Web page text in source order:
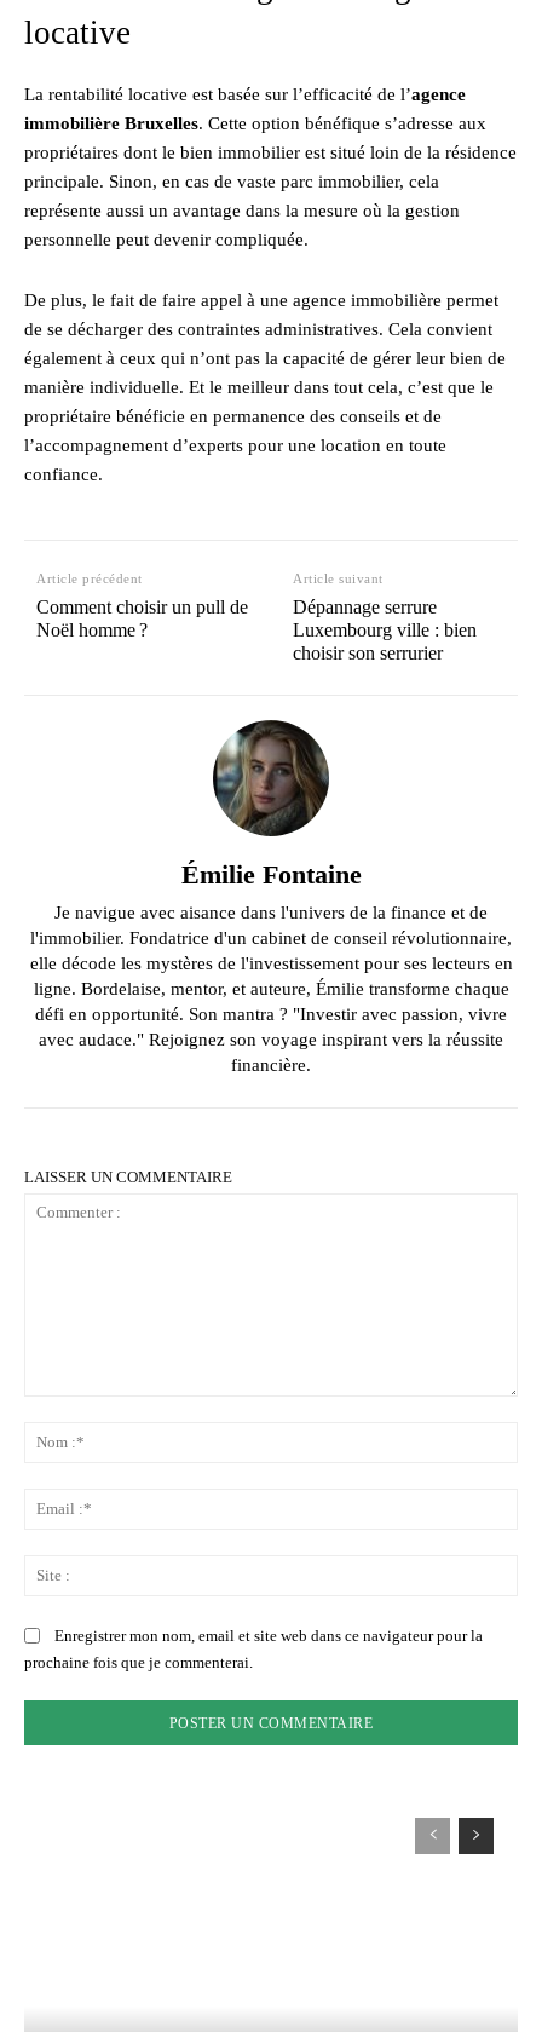
locative
La rentabilité locative est basée sur l’efficacité de l’agence
immobilière Bruxelles. Cette option bénéfique s’adresse aux
propriétaires dont le bien immobilier est situé loin de la résidence
principale. Sinon, en cas de vaste parc immobilier, cela
représente aussi un avantage dans la mesure où la gestion
personnelle peut devenir compliquée.
De plus, le fait de faire appel à une agence immobilière permet
de se décharger des contraintes administratives. Cela convient
également à ceux qui n’ont pas la capacité de gérer leur bien de
manière individuelle. Et le meilleur dans tout cela, c’est que le
propriétaire bénéficie en permanence des conseils et de
l’accompagnement d’experts pour une location en toute
confiance.
Article précédent
Comment choisir un pull de
Noël homme ?
Article suivant
Dépannage serrure
Luxembourg ville : bien
choisir son serrurier
Émilie Fontaine
Je navigue avec aisance dans l'univers de la finance et de
l'immobilier. Fondatrice d'un cabinet de conseil révolutionnaire,
elle décode les mystères de l'investissement pour ses lecteurs en
ligne. Bordelaise, mentor, et auteure, Émilie transforme chaque
défi en opportunité. Son mantra ? "Investir avec passion, vivre
avec audace." Rejoignez son voyage inspirant vers la réussite
financière.
LAISSER UN COMMENTAIRE
Enregistrer mon nom, email et site web dans ce navigateur pour la
prochaine fois que je commenterai.